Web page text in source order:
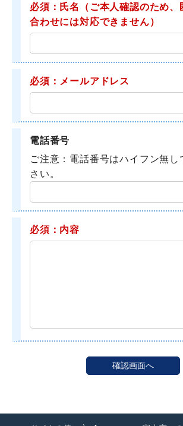
必須：氏名
（ご本人確認のため
合わせには対応できません）
必須：メールアドレス
電話番号
ご注意：電話番号はハイフン無
さい。
必須：内容